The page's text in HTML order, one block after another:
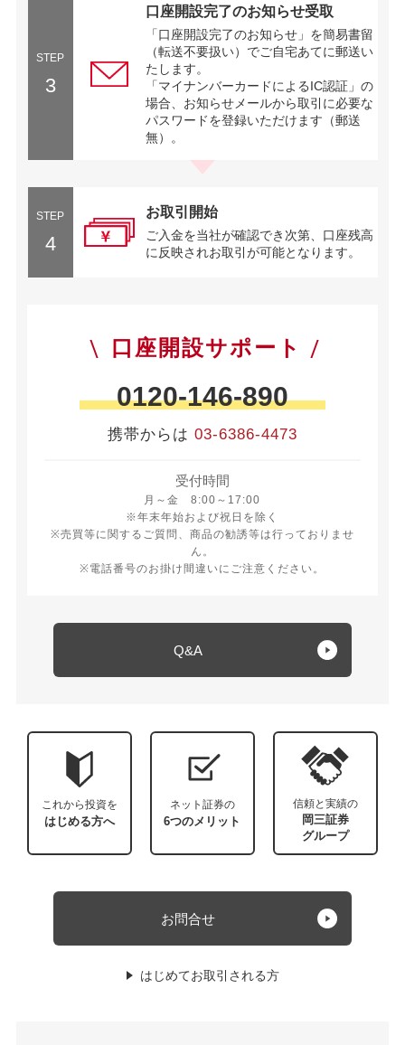
STEP
3
口座開設完了のお知らせ受取
「口座開設完了のお知らせ」を簡易書留
（転送不要扱い）でご自宅あてに郵送い
たします。
「マイナンバーカードによるIC認証」の
場合、お知らせメールから取引に必要な
パスワードを登録いただけます（郵送
無）。
STEP
4
お取引開始
ご入金を当社が確認でき次第、口座残高
に反映されお取引が可能となります。
口座開設サポート
0120-146-890
携帯からは 03-6386-4473
受付時間
月～金 8:00～17:00
月曜日から金曜日 8時から17時
※年末年始および祝日を除く
※売買等に関するご質問、商品の勧誘等は行っておりませ
ん。
※電話番号のお掛け間違いにご注意ください。
Q&A
これから投資を
はじめる方へ
ネット証券の
6つのメリット
信頼と実績の
岡三証券
グループ
お問合せ
はじめてお取引される方